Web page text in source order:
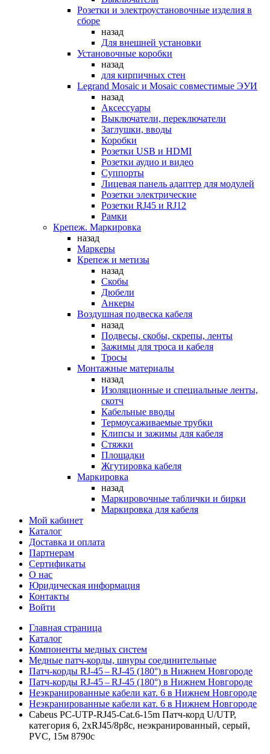
Розетки и электроустановочные изделия в
сборе
назад
Для внешней установки
Установочные коробки
назад
для кирпичных стен
Legrand Mosaic и Mosaic совместимые ЭУИ
назад
Аксессуары
Выключатели, переключатели
Заглушки, вводы
Коробки
Розетки USB и HDMI
Розетки аудио и видео
Суппорты
Лицевая панель адаптер для модулей
Розетки электрические
Розетки RJ45 и RJ12
Рамки
Крепеж. Маркировка
назад
Маркеры
Крепеж и метизы
назад
Скобы
Дюбели
Анкеры
Воздушная подвеска кабеля
назад
Подвесы, скобы, скрепы, ленты
Зажимы для троса и кабеля
Тросы
Монтажные материалы
назад
Изоляционные и специальные ленты,
скотч
Кабельные вводы
Термоусаживаемые трубки
Клипсы и зажимы для кабеля
Стяжки
Площадки
Жгутировка кабеля
Маркировка
назад
Маркировочные таблички и бирки
Маркировка для кабеля
Мой кабинет
Каталог
Доставка и оплата
Партнерам
Сертификаты
О нас
Юридическая информация
Контакты
Войти
Главная страница
Каталог
Компоненты медных систем
Медные патч-корды, шнуры соединительные
Патч-корды RJ‑45 – RJ‑45 (180°) в Нижнем Новгороде
Патч-корды RJ‑45 – RJ‑45 (180°) в Нижнем Новгороде
Неэкранированные кабели кат. 6 в Нижнем Новгороде
Неэкранированные кабели кат. 6 в Нижнем Новгороде
Cabeus PC-UTP-RJ45-Cat.6-15m Патч-корд U/UTP,
категория 6, 2xRJ45/8p8c, неэкранированный, серый,
PVC, 15м 8790c